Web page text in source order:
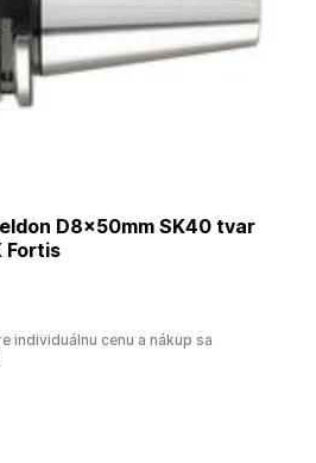
D8x50mm SK40 tvar
Fortis
individuálnu cenu a nákup sa